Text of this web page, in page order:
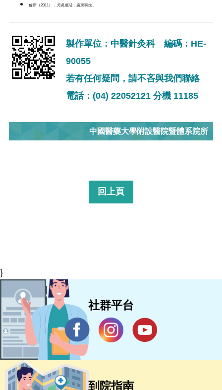
倫新（2011）． 天灸療法．廣東科技。
製作單位：中醫針灸科 編碼：HE-
90055
若有任何疑問，請不吝與我們聯絡
電話：(04) 22052121 分機 11185
中國醫藥大學附設醫院暨體系院所
回上頁
}
社群平台
到院指南